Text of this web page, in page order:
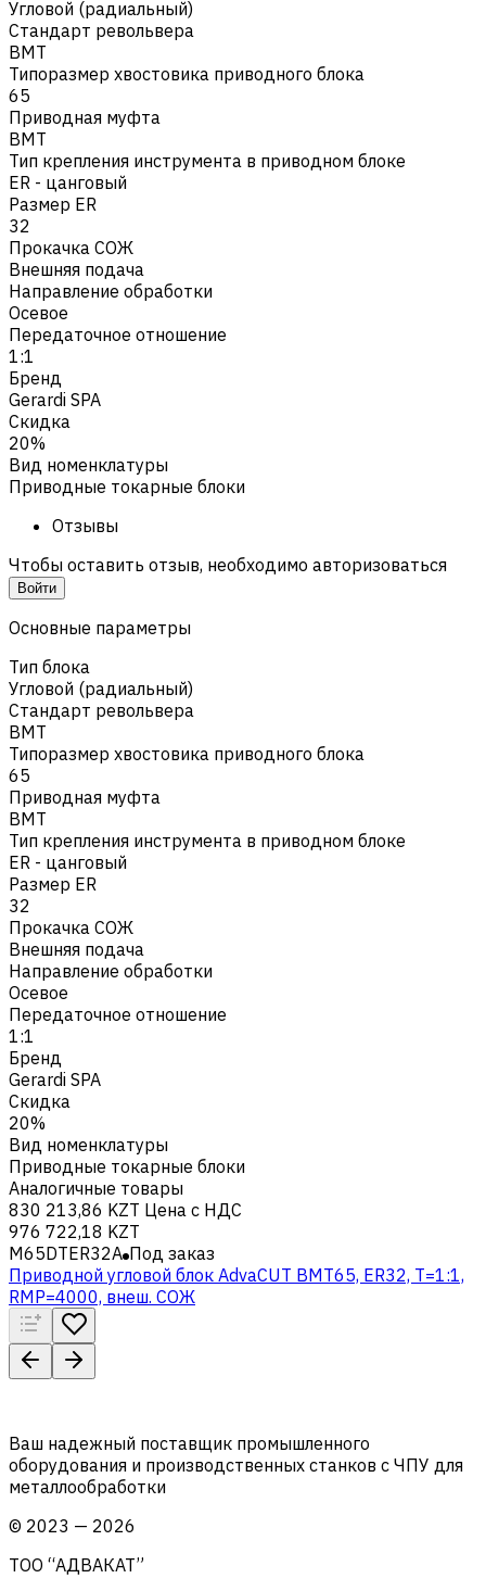
Угловой (радиальный)
Стандарт револьвера
BMT
Типоразмер хвостовика приводного блока
65
Приводная муфта
BMT
Тип крепления инструмента в приводном блоке
ER - цанговый
Размер ER
32
Прокачка СОЖ
Внешняя подача
Направление обработки
Осевое
Передаточное отношение
1:1
Бренд
Gerardi SPA
Скидка
20%
Вид номенклатуры
Приводные токарные блоки
Отзывы
Чтобы оставить отзыв, необходимо авторизоваться
Войти
Основные параметры
Тип блока
Угловой (радиальный)
Стандарт револьвера
BMT
Типоразмер хвостовика приводного блока
65
Приводная муфта
BMT
Тип крепления инструмента в приводном блоке
ER - цанговый
Размер ER
32
Прокачка СОЖ
Внешняя подача
Направление обработки
Осевое
Передаточное отношение
1:1
Бренд
Gerardi SPA
Скидка
20%
Вид номенклатуры
Приводные токарные блоки
Аналогичные товары
830 213,86 KZT Цена с НДС
976 722,18 KZT
M65DTER32A Под заказ
Приводной угловой блок AdvaCUT BMT65, ER32, T=1:1,
RMP=4000, внеш. СОЖ
Ваш надежный поставщик промышленного
оборудования и производственных станков с ЧПУ для
металлообработки
© 2023 — 2026
ТОО “АДВАКАТ”